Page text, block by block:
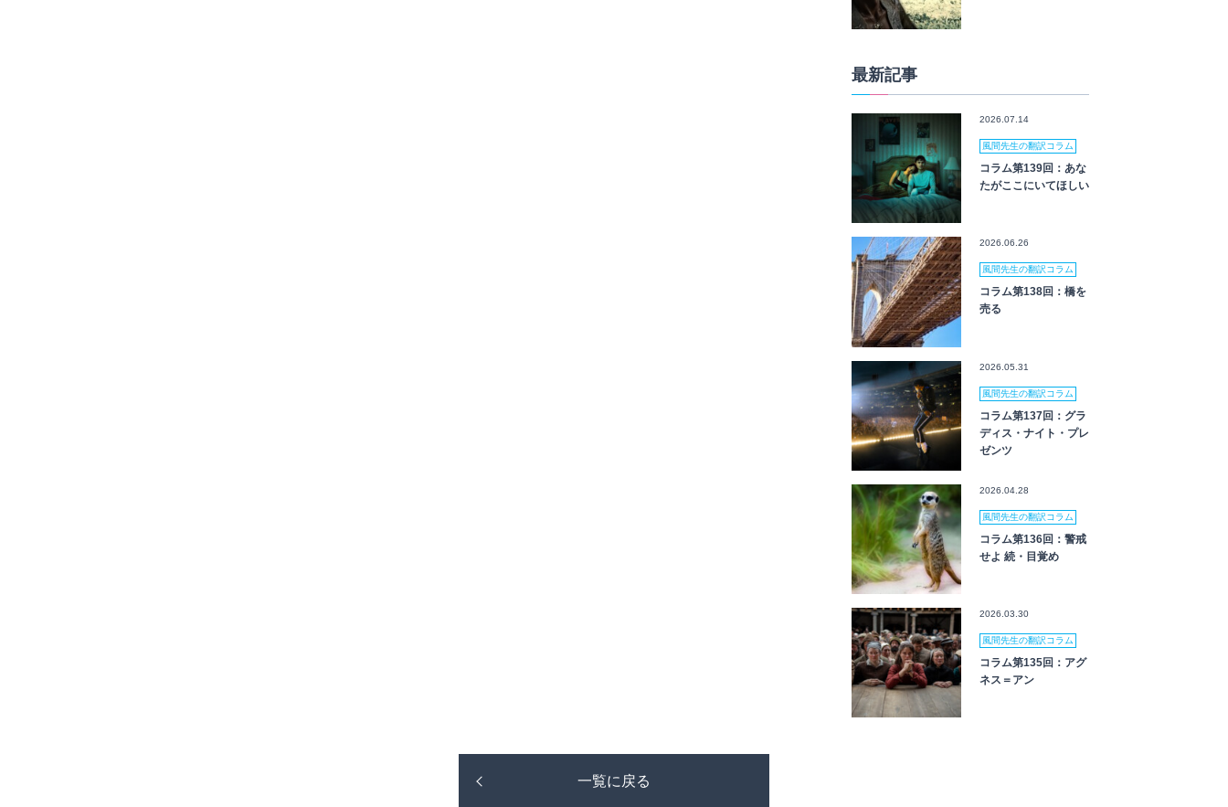
最新記事
2026.07.14
風間先生の翻訳コラム
コラム第139回：あな
たがここにいてほしい
2026.06.26
風間先生の翻訳コラム
コラム第138回：橋を
売る
2026.05.31
風間先生の翻訳コラム
コラム第137回：グラ
ディス・ナイト・プレ
ゼンツ
2026.04.28
風間先生の翻訳コラム
コラム第136回：警戒
せよ 続・目覚め
2026.03.30
風間先生の翻訳コラム
コラム第135回：アグ
ネス＝アン
一覧に戻る